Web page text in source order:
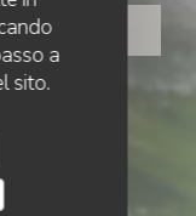
a
sito.